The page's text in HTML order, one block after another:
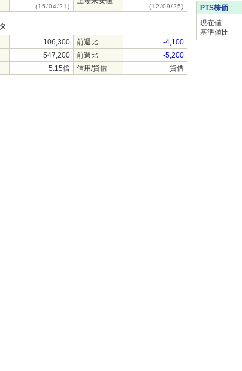
(15/04/21) (12/09/25)
106,300 前週比
-4,100
547,200 前週比
-5,200
5.15倍 信用/貸借 貸借
PTS株価
現在値
基準値比